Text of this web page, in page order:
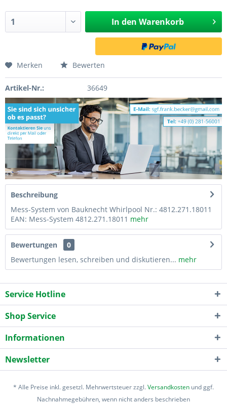
In den Warenkorb
Merken Bewerten
Artikel-Nr.: 36649
Beschreibung
Mess-System von Bauknecht Whirlpool Nr.: 4812.271.18011
EAN: Mess-System 4812.271.18011 mehr
Bewertungen
0
Bewertungen lesen, schreiben und diskutieren... mehr
Service Hotline
Shop Service
Informationen
Newsletter
* Alle Preise inkl. gesetzl. Mehrwertsteuer zzgl.Versandkosten und ggf.
Nachnahmegebühren, wenn nicht anders beschrieben